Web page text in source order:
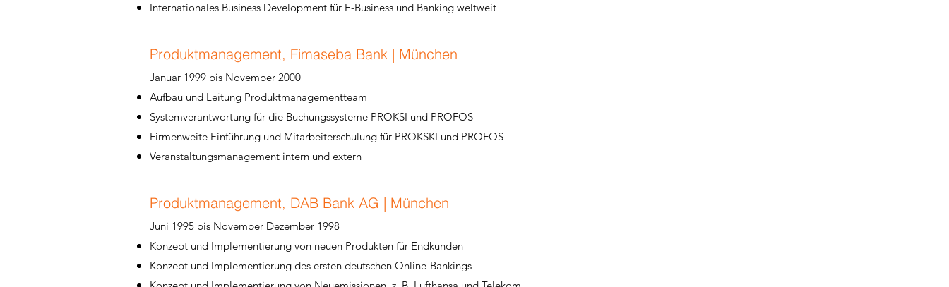
Internationales Business Development für E-Business und Banking weltweit
Produktmanagement, Fimaseba Bank | München​
Januar 1999 bis November 2000
Aufbau und Leitung Produktmanagementteam
Systemverantwortung für die Buchungssysteme PROKSI und PROFOS
Firmenweite Einführung und Mitarbeiterschulung für PROKSKI und PROFOS
Veranstaltungsmanagement intern und extern
Produktmanagement, DAB Bank AG | München​
Juni 1995 bis November Dezember 1998
Konzept und Implementierung von neuen Produkten für Endkunden
Konzept und Implementierung des ersten deutschen Online-Bankings